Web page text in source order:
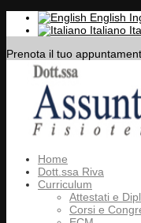
English
Italiano
Prenota il tuo
Home
Dott.ssa Riva
Curriculum
Attestati e
Corsi e